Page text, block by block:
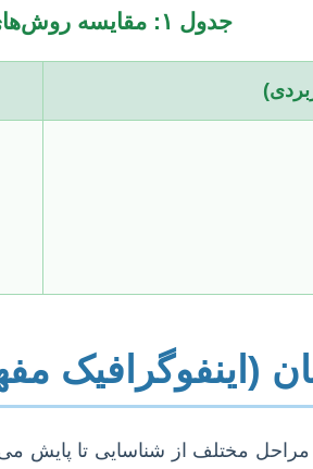
جدول ۱: مقایسه روش‌های کنترل بیابان
(اینفوگرافیک
مراحل مختلف از شناسایی تا